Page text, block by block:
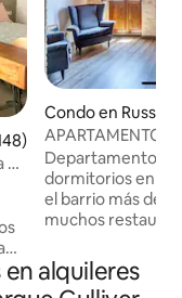
promedio: 4.95 de
y
Condo en Russafa
APARTAMENTO
PLANTA SUPERIOR ¡EN LA
RUZAFA! AIRE
Departamento
dormitorios en el
el barrio más de
muchos
tiendas a poca
está lo
alquileres